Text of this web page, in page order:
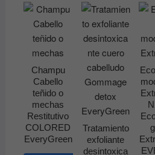
Champu
Cabello
teñido o
mechas
Restitutivo
COLORED
EveryGreen
Tratamiento
exfoliante
desintoxica